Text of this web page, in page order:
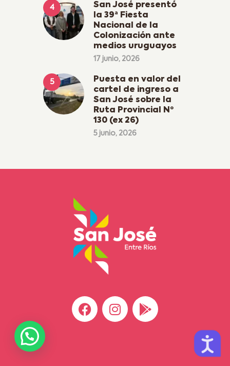
San José presentó
la 39ª Fiesta
Nacional de la
Colonización ante
medios uruguayos
17 junio, 2026
Puesta en valor del
cartel de ingreso a
San José sobre la
Ruta Provincial Nº
130 (ex 26)
5 junio, 2026